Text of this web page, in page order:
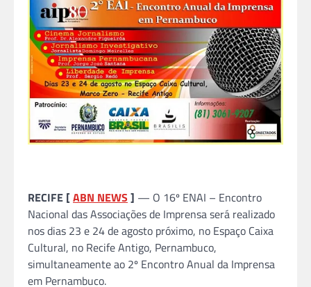
RECIFE [ABN NEWS ] — O 16º ENAI – Encontro
Nacional das Associações de Imprensa será realizado
nos dias 23 e 24 de agosto próximo, no Espaço Caixa
Cultural, no Recife Antigo, Pernambuco,
simultaneamente ao 2º Encontro Anual da Imprensa
em Pernambuco.